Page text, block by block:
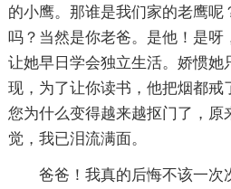
的小鹰。那谁是我们家的老鹰呢
吗？当然是你老爸。是他！是呀
让她早日学会独立生活。娇惯她
现，为了让你读书，他把烟都戒
您为什么变得越来越抠门了，原
觉，我已泪流满面。
爸爸！我真的后悔不该一次